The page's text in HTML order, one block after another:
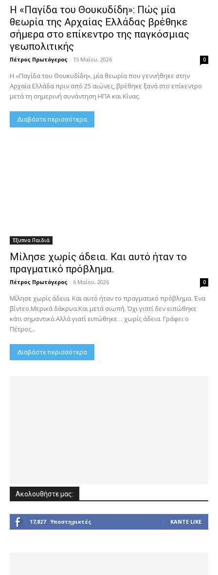
Η «Παγίδα του Θουκυδίδη»: Πώς μία
θεωρία της Αρχαίας Ελλάδας βρέθηκε
σήμερα στο επίκεντρο της παγκόσμιας
γεωπολιτικής
Πέτρος Πρωτόγερος - 15 Μαΐου, 2026 0
Η «Παγίδα του Θουκυδίδη», μία θεωρία που γεννήθηκε στην
Αρχαία Ελλάδα πριν από 25 αιώνες, βρέθηκε ξανά στο επίκεντρο
μετά τη σημερινή συνάντηση ΗΠΑ και Κίνας.
Διαβάστε περισσότερα
Έξυπνα Παιδιά
Μίλησε χωρίς άδεια. Και αυτό ήταν το
πραγματικό πρόβλημα.
Πέτρος Πρωτόγερος - 6 Μαΐου, 2026 0
Μίλησε χωρίς άδεια. Και αυτό ήταν το πραγματικό πρόβλημα. Ένα
βίντεο.Μερικά δάκρυα.Και μετά σιωπή. Όχι γιατί δεν ειπώθηκε
κάτι σημαντικό.Αλλά γιατί ειπώθηκε… χωρίς άδεια. Γράφει ο
Πέτρος...
Διαβάστε περισσότερα
Ακολουθήστε μας:
17,827 Υποστηρικτές ΚΆΝΤΕ LIKE